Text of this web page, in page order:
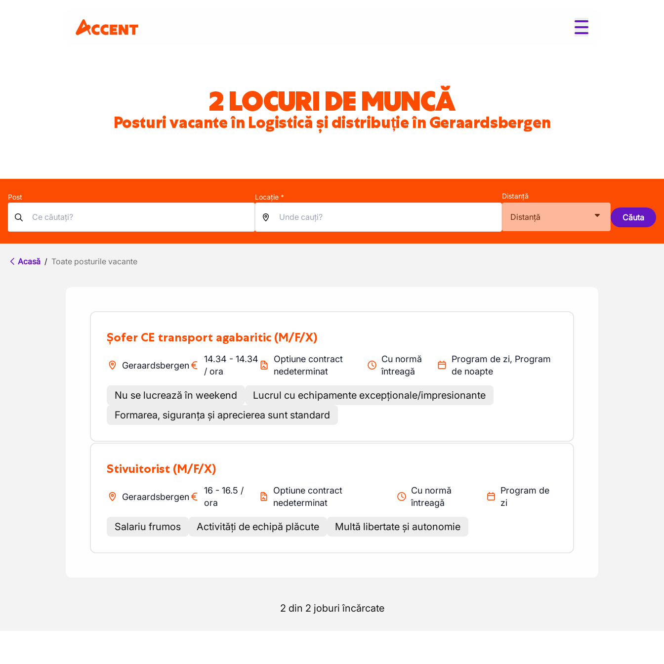
2 LOCURI DE MUNCĂ
Posturi vacante în Logistică și distribuție în Geraardsbergen
Post Locație * Distanță
Distanță Căuta
Acasă / Toate posturile vacante
Șofer CE transport agabaritic (M/F/X)
Geraardsbergen
14.34 - 14.34
/ ora
Optiune contract
nedeterminat
Cu normă
întreagă
Program de zi, Program
de noapte
Nu se lucrează în weekend
Lucrul cu echipamente excepționale/impresionante
Formarea, siguranța și aprecierea sunt standard
Stivuitorist (M/F/X)
Geraardsbergen
16 - 16.5 /
ora
Optiune contract
nedeterminat
Cu normă
întreagă
Program de
zi
Salariu frumos Activități de echipă plăcute Multă libertate și autonomie
2 din 2 joburi încărcate